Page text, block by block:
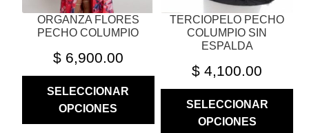
ORGANZA FLORES
PECHO COLUMPIO
$6,900.00
SELECCIONAR
OPCIONES
PÁGINA
TERCIOPELO PECHO
COLUMPIO SIN
ESPALDA
$ 4,100.00
SELECCIONAR
OPCIONES
DE
PRODUCTO